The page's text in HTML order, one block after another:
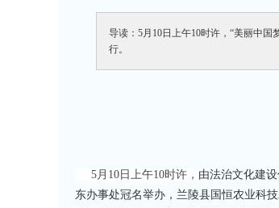
导读：5月10日上午10时许，“美丽中
行。
5月10 日上午10时许， 由法治文化建
东办事处冠名举办，兰陵县国恒农业科